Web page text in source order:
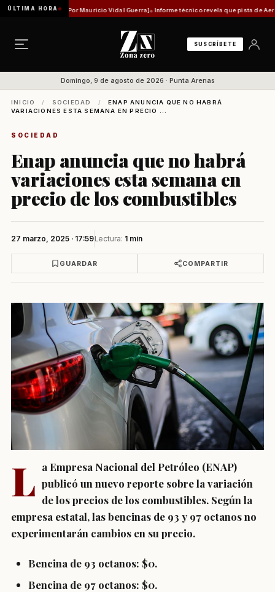
ÚLTIMA HORA
histórica [Por Mauricio Vidal Guerra] Informe técnico revela que pista de
SUSCRÍBETE
Domingo, 9 de agosto de 2026 · Punta Arenas
INICIO / SOCIEDAD /
ENAP ANUNCIA QUE NO HABRÁ
VARIACIONES ESTA SEMANA EN PRECIO ...
SOCIEDAD
Enap anuncia que no habrá
variaciones esta semana en
precio de los combustibles
27 marzo, 2025 · 17:59Lectura: 1 min
GUARDAR COMPARTIR
L a Empresa Nacional del Petróleo (ENAP)
publicó un nuevo reporte sobre la variación
de los precios de los combustibles. Según la
empresa estatal, las bencinas de 93 y 97 octanos no
experimentarán cambios en su precio.
Bencina de 93 octanos: $0.
Bencina de 97 octanos: $0.